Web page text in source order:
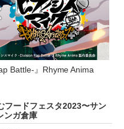
Battle-』Rhyme Anima
フードフェスタ2023〜サン
ンガ倉庫